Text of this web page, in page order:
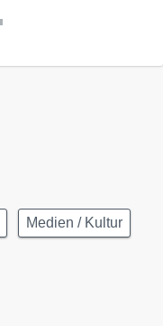
Medien / Kultur